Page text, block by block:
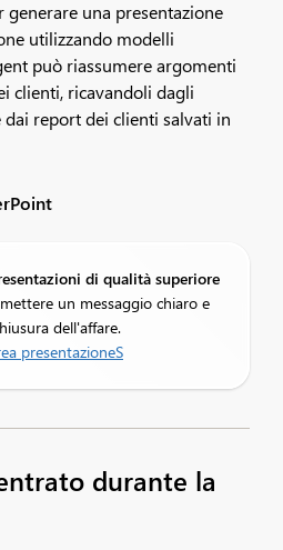
generare una presentazione
utilizzando modelli
può riassumere argomenti
clienti, ricavandoli dagli
report dei clienti salvati in
di qualità superiore
un messaggio chiaro e
dell'affare.​
presentazioneS
durante la